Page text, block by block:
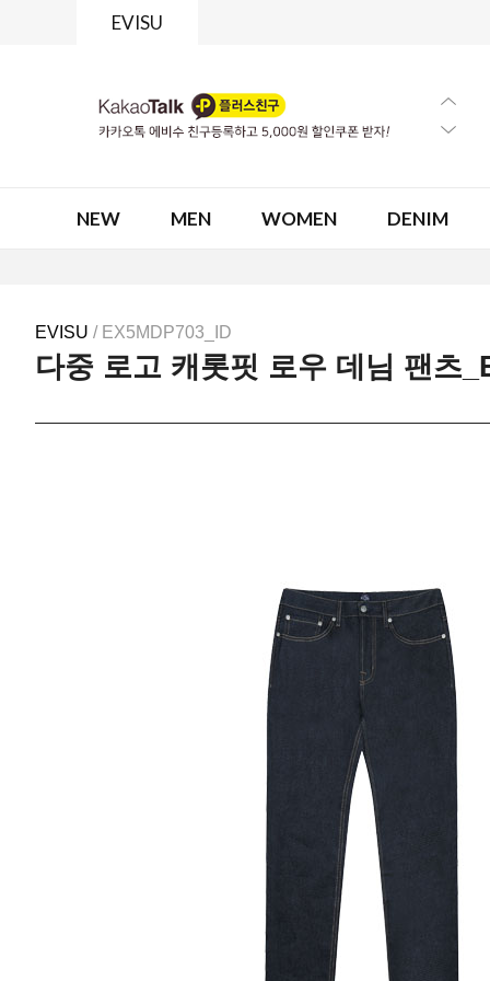
EVISU
NEW MEN WOMEN DENIM
EVISU / EX5MDP703_ID
다중 로고 캐롯핏 로우 데님 팬츠